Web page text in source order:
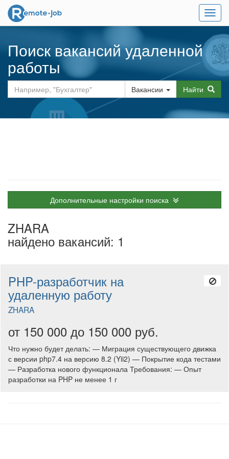
Меню
Поиск вакансий удаленной
работы
Вакансии Найти
Дополнительные настройки поиска
ZHARA
найдено вакансий: 1
PHP-разработчик на
удаленную работу
ZHARA
от 150 000 до 150 000 руб.
Что нужно будет делать: — Миграция существующего движка
с версии php7.4 на версию 8.2 (Yii2) — Покрытие кода тестами
— Разработка нового функционала Требования: — Опыт
разработки на PHP не менее 1 г